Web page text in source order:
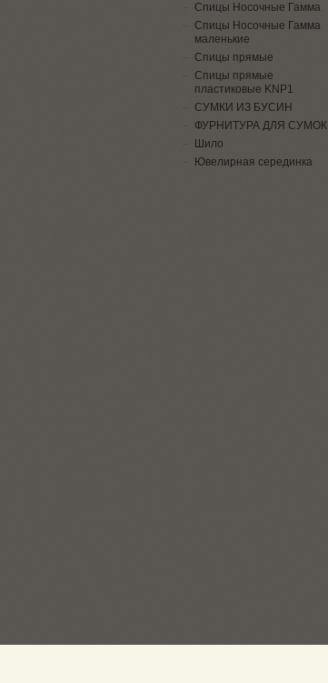
Спицы Носочные Гамма
Спицы Носочные Гамма
маленькие
Спицы прямые
Спицы прямые
пластиковые KNP1
СУМКИ ИЗ БУСИН
ФУРНИТУРА ДЛЯ СУМОК
Шило
Ювелирная серединка